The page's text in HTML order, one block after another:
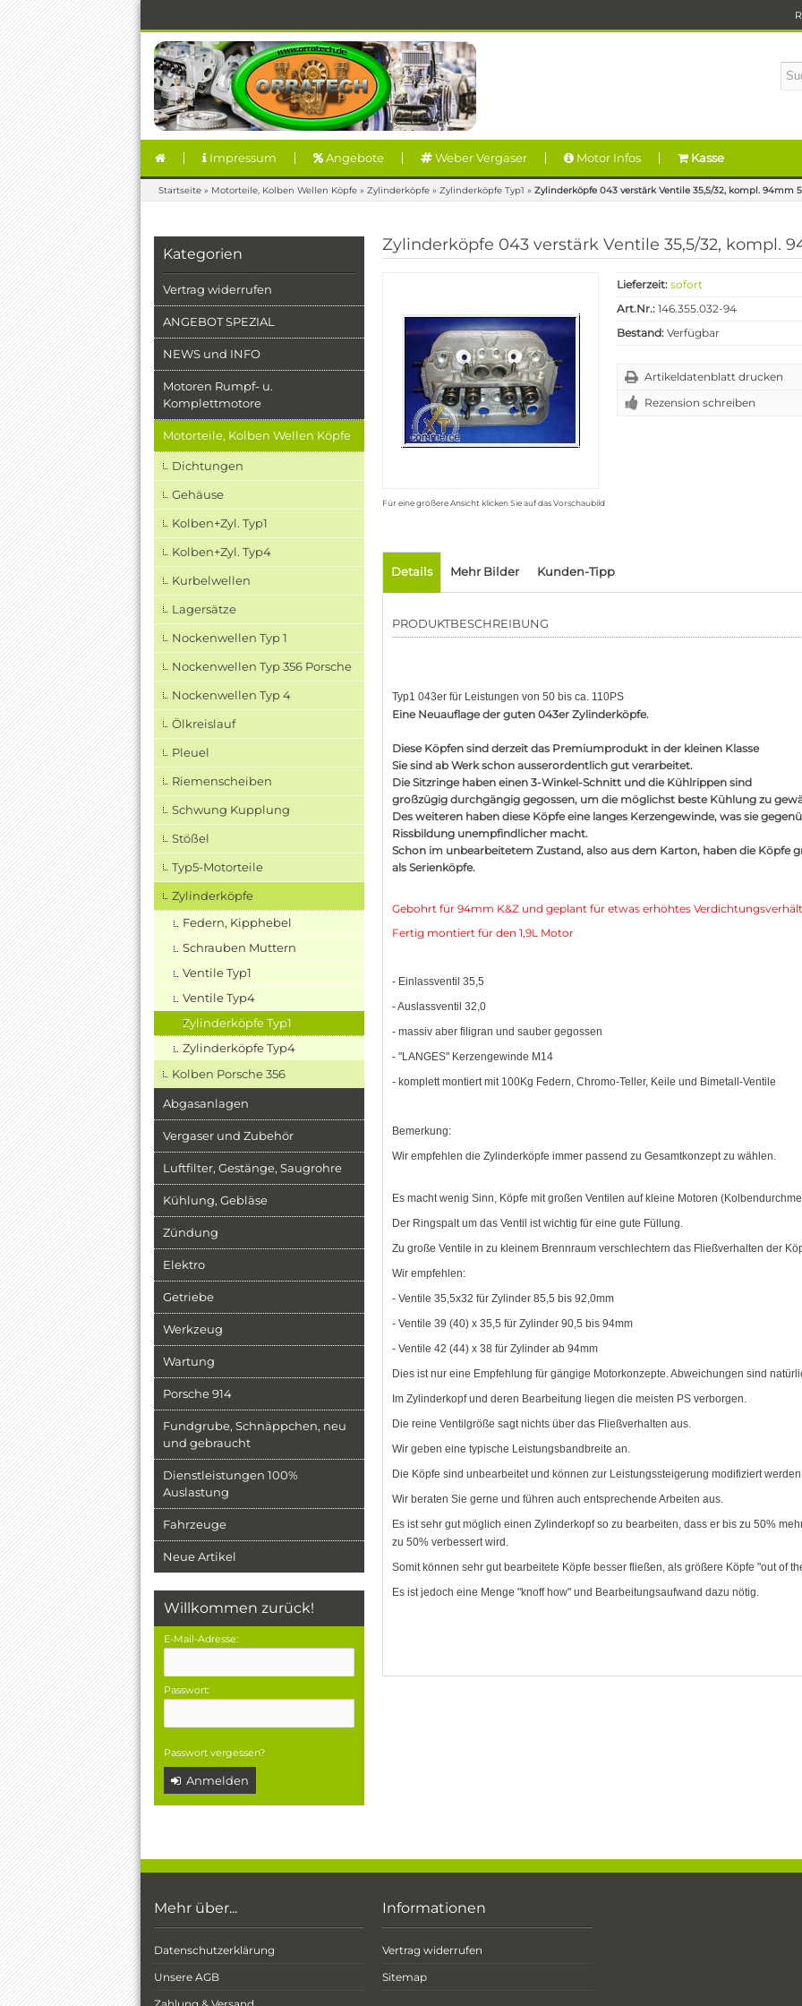
Impressum Angebote Weber Vergaser Motor Infos Kasse
Startseite » Motorteile, Kolben Wellen Köpfe » Zylinderköpfe » Zylinderköpfe Typ1 » Zylinderköpfe 043 verstärk Ventile 35,5/32, kompl. 94mm
Kategorien
Vertrag widerrufen
ANGEBOT SPEZIAL
NEWS und INFO
Motoren Rumpf- u.
Komplettmotore
Motorteile, Kolben Wellen Köpfe
Dichtungen
Gehäuse
Kolben+Zyl. Typ1
Kolben+Zyl. Typ4
Kurbelwellen
Lagersätze
Nockenwellen Typ 1
Nockenwellen Typ 356 Porsche
Nockenwellen Typ 4
Ölkreislauf
Pleuel
Riemenscheiben
Schwung Kupplung
Stößel
Typ5-Motorteile
Zylinderköpfe
Federn, Kipphebel
Schrauben Muttern
Ventile Typ1
Ventile Typ4
Zylinderköpfe Typ1
Zylinderköpfe Typ4
Kolben Porsche 356
Abgasanlagen
Vergaser und Zubehör
Luftfilter, Gestänge, Saugrohre
Kühlung, Gebläse
Zündung
Elektro
Getriebe
Werkzeug
Wartung
Porsche 914
Fundgrube, Schnäppchen, neu
und gebraucht
Dienstleistungen 100%
Auslastung
Fahrzeuge
Neue Artikel
Willkommen zurück!
E-Mail-Adresse:
Passwort:
Passwort vergessen?
Anmelden
Zylinderköpfe 043 verstärk Ventile 35,5/32, kompl.
Für eine größere Ansicht klicken Sie auf das Vorschaubild
Lieferzeit: sofort
Art.Nr.: 146.355.032-94
Bestand: Verfügbar
Artikeldatenblatt drucken
Rezension schreiben
Details Mehr Bilder Kunden-Tipp
PRODUKTBESCHREIBUNG
Typ1 043er für Leistungen von 50 bis ca. 110PS
Eine Neuauflage der guten 043er Zylinderköpfe.
Diese Köpfen sind derzeit das Premiumprodukt in der kleinen Klasse
Sie sind ab Werk schon ausserordentlich gut verarbeitet.
Die Sitzringe haben einen 3-Winkel-Schnitt und die Kühlrippen sind
großzügig durchgängig gegossen, um die möglichst beste Kühlung zu
Des weiteren haben diese Köpfe eine langes Kerzengewinde, was sie
Rissbildung unempfindlicher macht.
Schon im unbearbeitetem Zustand, also aus dem Karton, haben die Köpfe
als Serienköpfe.
Gebohrt für 94mm K&Z und geplant für etwas erhöhtes
Fertig montiert für den 1,9L Motor
- Einlassventil 35,5
- Auslassventil 32,0
- massiv aber filigran und sauber gegossen
- "LANGES" Kerzengewinde M14
- komplett montiert mit 100Kg Federn, Chromo-Teller, Keile und Bimetall-Ventile
Bemerkung:
Wir empfehlen die Zylinderköpfe immer passend zu Gesamtkonzept zu wählen.
Es macht wenig Sinn, Köpfe mit großen Ventilen auf kleine Motoren
Der Ringspalt um das Ventil ist wichtig für eine gute Füllung.
Zu große Ventile in zu kleinem Brennraum verschlechtern das Fließverhalten der
Wir empfehlen:
- Ventile 35,5x32 für Zylinder 85,5 bis 92,0mm
- Ventile 39 (40) x 35,5 für Zylinder 90,5 bis 94mm
- Ventile 42 (44) x 38 für Zylinder ab 94mm
Dies ist nur eine Empfehlung für gängige Motorkonzepte. Abweichungen sind
Im Zylinderkopf und deren Bearbeitung liegen die meisten PS verborgen.
Die reine Ventilgröße sagt nichts über das Fließverhalten aus.
Wir geben eine typische Leistungsbandbreite an.
Die Köpfe sind unbearbeitet und können zur Leistungssteigerung modifiziert
Wir beraten Sie gerne und führen auch entsprechende Arbeiten aus.
Es ist sehr gut möglich einen Zylinderkopf so zu bearbeiten, dass er bis zu 50%
zu 50% verbessert wird.
Somit können sehr gut bearbeitete Köpfe besser fließen, als größere Köpfe "out of
Es ist jedoch eine Menge "knoff how" und Bearbeitungsaufwand dazu nötig.
Mehr über...
Datenschutzerklärung
Unsere AGB
Informationen
Vertrag widerrufen
Sitemap